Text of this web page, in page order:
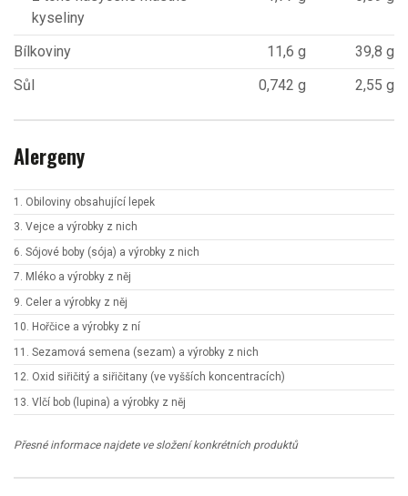
kyseliny
Bílkoviny 11,6 g
39,8 g
Sůl
0,742 g 2,55 g
Alergeny
1. Obiloviny obsahující lepek
3. Vejce a výrobky z nich
6. Sójové boby (sója) a výrobky z nich
7. Mléko a výrobky z něj
9. Celer a výrobky z něj
10. Hořčice a výrobky z ní
11. Sezamová semena (sezam) a výrobky z nich
12. Oxid siřičitý a siřičitany (ve vyšších koncentracích)
13. Vlčí bob (lupina) a výrobky z něj
Přesné informace najdete ve složení konkrétních produktů